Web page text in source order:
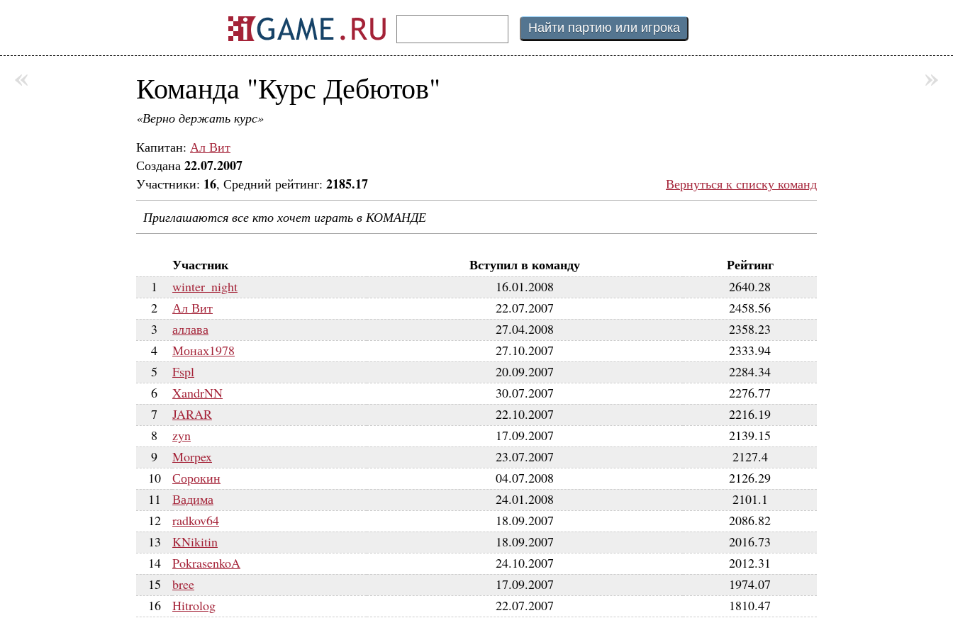
Команда "Курс Дебютов"
«Верно держать курс»
Капитан: Ал Вит
Создана 22.07.2007
Участники: 16, Средний рейтинг: 2185.17
Вернуться к списку команд
Приглашаются все кто хочет играть в КОМАНДЕ
Участник Вступил в команду Рейтинг
1 winter_night 16.01.2008
2640.28
2
Ал Вит 22.07.2007
2458.56
3
аллава 27.04.2008
2358.23
4
Монах1978 27.10.2007
2333.94
5
Fspl 20.09.2007
2284.34
6
XandrNN 30.07.2007
2276.77
7
JARAR 22.10.2007
2216.19
8
zyn 17.09.2007
2139.15
9
Morpex 23.07.2007
2127.4
10
Сорокин 04.07.2008
2126.29
11
Вадима 24.01.2008
2101.1
12
radkov64 18.09.2007
2086.82
13
KNikitin 18.09.2007
2016.73
14
PokrasenkoA 24.10.2007
2012.31
15
bree 17.09.2007
1974.07
16
Hitrolog 22.07.2007 1810.47
« »